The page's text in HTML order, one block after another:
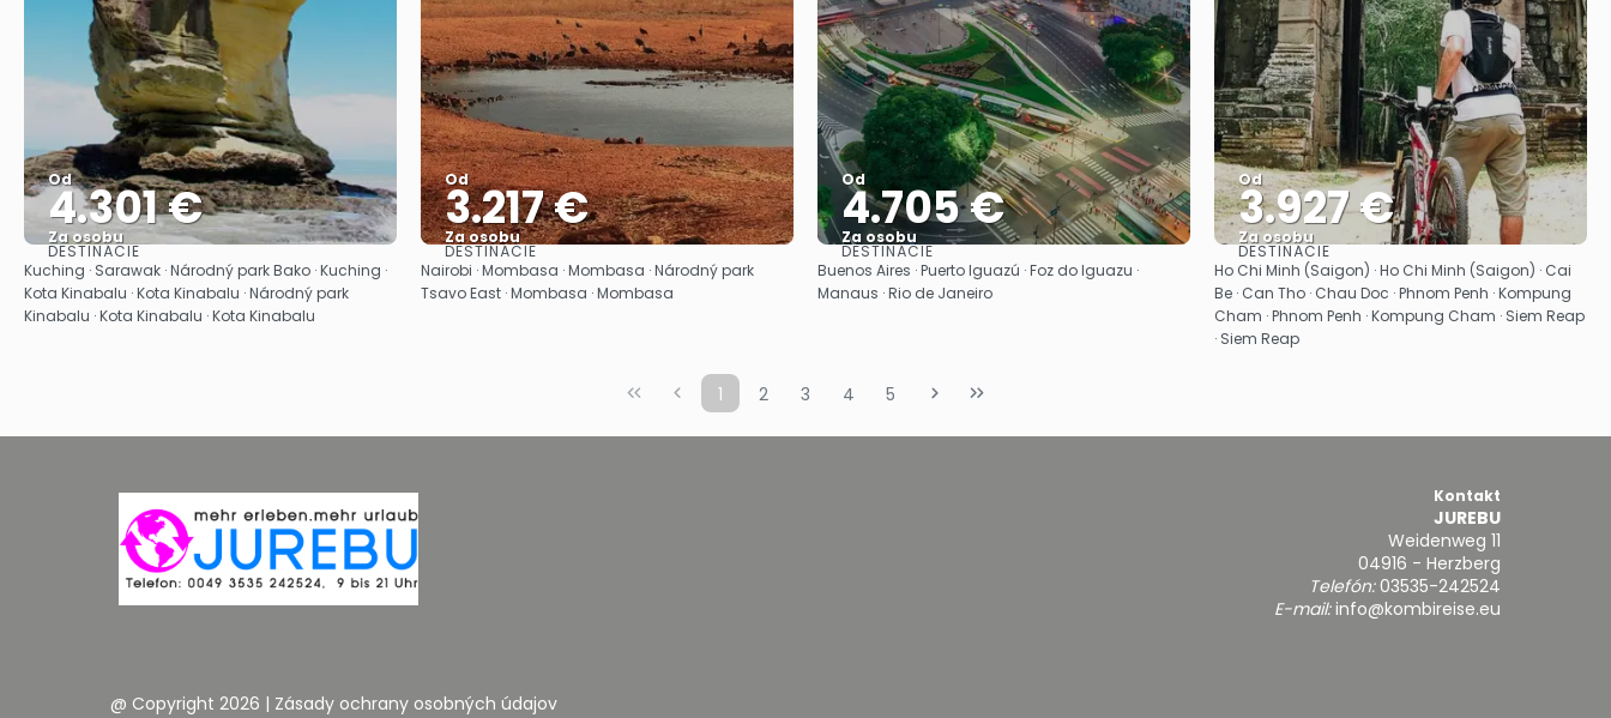
Od
4.301 €
Za osobu
Pozrieť sa
DESTINÁCIE
Kuching · Sarawak · Národný park Bako · Kuching ·
Kota Kinabalu · Kota Kinabalu · Národný park
Kinabalu · Kota Kinabalu · Kota Kinabalu
Od
3.217 €
Za osobu
Pozrieť sa
DESTINÁCIE
Nairobi · Mombasa · Mombasa · Národný park
Tsavo East · Mombasa · Mombasa
Od
4.705 €
Za osobu
Pozrieť sa
DESTINÁCIE
Buenos Aires · Puerto Iguazú · Foz do Iguazu ·
Manaus · Rio de Janeiro
Od
3.927 €
Za osobu
Pozrieť sa
DESTINÁCIE
Ho Chi Minh (Saigon) · Ho Chi Minh (Saigon) · Cai
Be · Can Tho · Chau Doc · Phnom Penh · Kompung
Cham · Phnom Penh · Kompung Cham · Siem Reap
· Siem Reap
1 2 3 4 5
Kontakt
JUREBU
Weidenweg 11
04916 - Herzberg
Telefón:03535-242524
E-mail:info@kombireise.eu
@ Copyright 2026 | Zásady ochrany osobných údajov